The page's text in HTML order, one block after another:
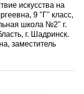
искусства на
9 "Г" класс,
школа №2" г.
г. Шадринск.
заместитель